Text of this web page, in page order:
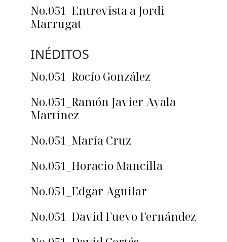
No.051_Entrevista a Jordi
Marrugat
INÉDITOS
No.051_Rocío González
No.051_Ramón Javier Ayala
Martínez
No.051_María Cruz
No.051_Horacio Mancilla
No.051_Edgar Aguilar
No.051_David Fueyo Fernández